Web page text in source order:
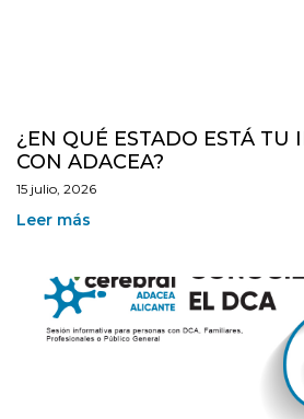
¿EN QUÉ ESTADO ESTÁ TU
CON ADACEA?
15 julio, 2026
Leer más